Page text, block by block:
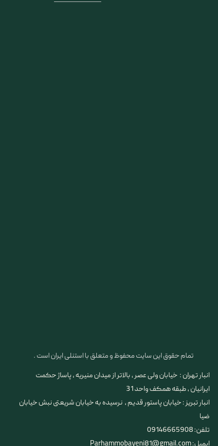
تمام حقوق این سایت محفوظ و متعلق با استنلی ایران است .
انبار تهران : خیابان ولی عصر ، بالاتر از میدان منیریه ، پاساژ حکمت
ایرانیان ، طبقه همکف واحد 31
​​​​​​​انبار تبریز : خیابان پاستور قدیم ، نرسیده به خیابان شریعتی نبش خیابان
ضیا
تلفن: 09146665908